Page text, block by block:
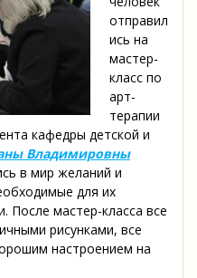
отправил
ись на
мастер-
класс по
арт-
терапии
кафедры детской и
Владимировны
в мир желаний и
для их
После мастер-класса все
рисунками, все
настроением на